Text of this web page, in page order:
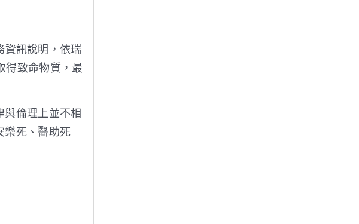
資訊說明，依瑞
得致命物質，最
與倫理上並不相
樂死、醫助死